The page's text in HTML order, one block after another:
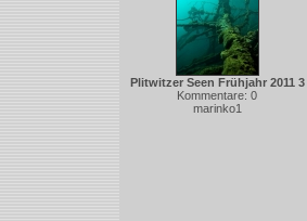
Plitwitzer Seen Frühjahr 2011 3
Kommentare: 0
marinko1